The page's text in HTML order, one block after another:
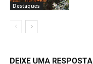
Destaques
DEIXE UMA RESPOSTA